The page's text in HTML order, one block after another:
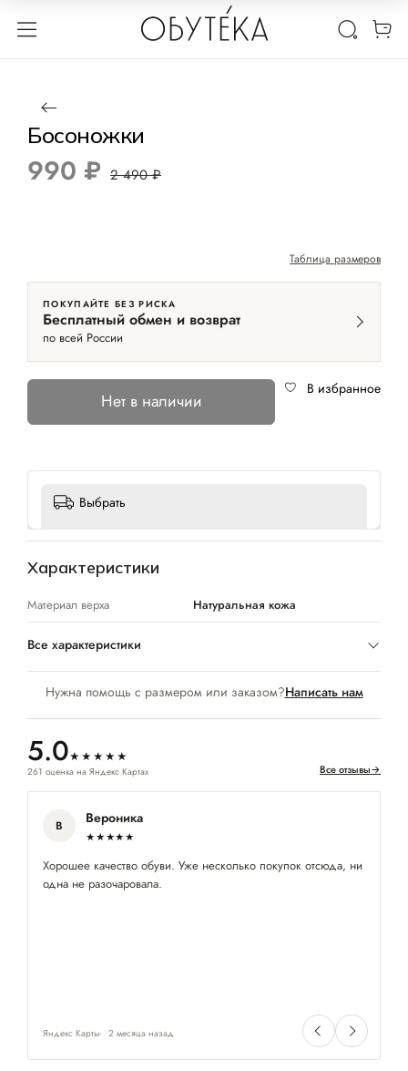
1 / 9
Босоножки
990 ₽ 2 490 ₽
Таблица размеров
ПОКУПАЙТЕ БЕЗ РИСКА
Бесплатный обмен и возврат
по всей России
Нет в наличии
В избранное
Выбрать
Нужна помощь с размером или заказом?Написать нам
5.0★★★★★
261 оценка на Яндекс Картах Все отзывы→
В Вероника
★★★★★
Хорошее качество обуви. Уже несколько покупок отсюда, ни
одна не разочаровала.
Яндекс Карты 2 месяца назад
Характеристики
Материал верха Натуральная кожа
Все характеристики